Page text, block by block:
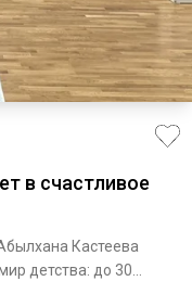
в счастливое
Кастеева
детства: до 30